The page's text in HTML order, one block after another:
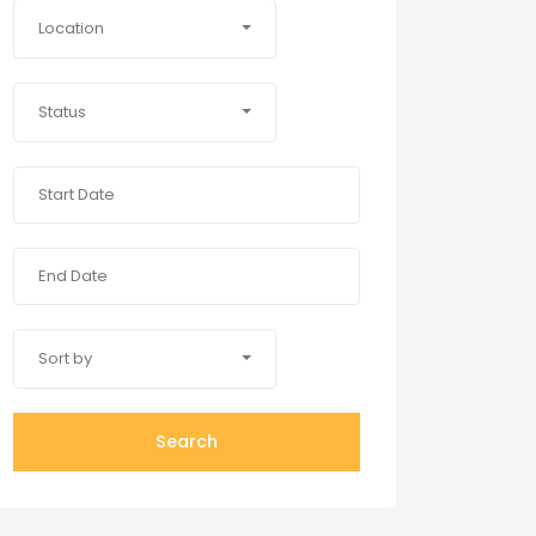
Location
Status
Sort by
Search